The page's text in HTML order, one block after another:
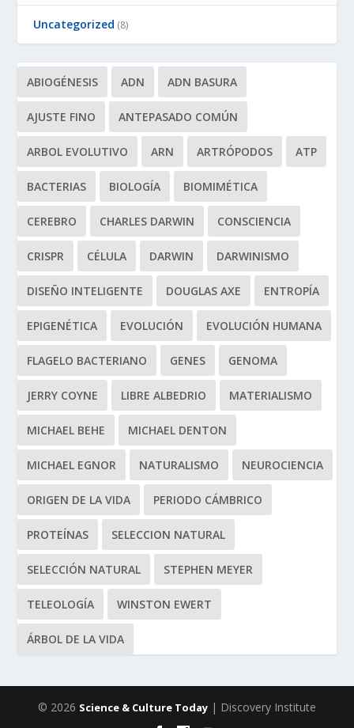
Uncategorized (8)
ABIOGÉNESIS ADN ADN BASURA
AJUSTE FINO ANTEPASADO COMÚN
ARBOL EVOLUTIVO ARN ARTRÓPODOS ATP
BACTERIAS BIOLOGÍA BIOMIMÉTICA
CEREBRO CHARLES DARWIN CONSCIENCIA
CRISPR CÉLULA DARWIN DARWINISMO
DISEÑO INTELIGENTE DOUGLAS AXE ENTROPÍA
EPIGENÉTICA EVOLUCIÓN EVOLUCIÓN HUMANA
FLAGELO BACTERIANO GENES GENOMA
JERRY COYNE LIBRE ALBEDRIO MATERIALISMO
MICHAEL BEHE MICHAEL DENTON
MICHAEL EGNOR NATURALISMO NEUROCIENCIA
ORIGEN DE LA VIDA PERIODO CÁMBRICO
PROTEÍNAS SELECCION NATURAL
SELECCIÓN NATURAL STEPHEN MEYER
TELEOLOGÍA WINSTON EWERT
ÁRBOL DE LA VIDA
© 2026 Science & Culture Today | Discovery Institute